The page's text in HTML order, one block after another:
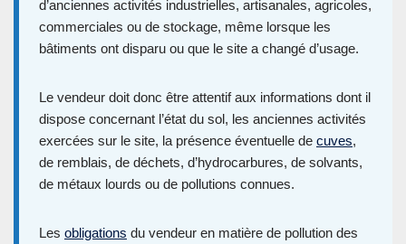
d’anciennes activités industrielles, artisanales, agricoles,
commerciales ou de stockage, même lorsque les
bâtiments ont disparu ou que le site a changé d’usage.
Le vendeur doit donc être attentif aux informations dont il
dispose concernant l’état du sol, les anciennes activités
exercées sur le site, la présence éventuelle de cuves,
de remblais, de déchets, d’hydrocarbures, de solvants,
de métaux lourds ou de pollutions connues.
Les obligations du vendeur en matière de pollution des